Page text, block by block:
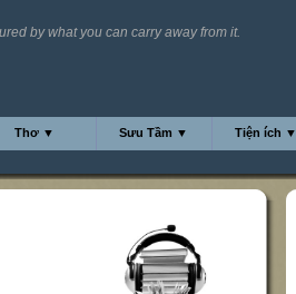
by what you can carry away from it.
Thơ ▼ Sưu Tầm ▼ Tiện ích ▼